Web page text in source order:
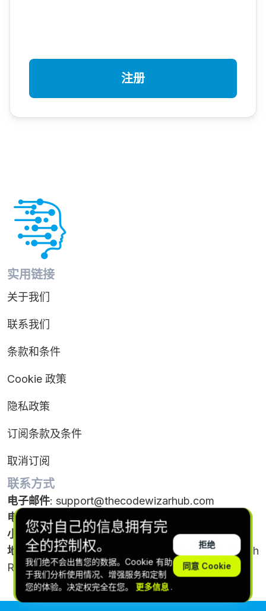
注册
实用链接
关于我们
联系我们
条款和条件
Cookie 政策
隐私政策
订阅条款及条件
取消订阅
联系方式
电子邮件: support@thecodewizarhub.com
电话: +420 564 880 051
小时数: Monday - Friday, 9:00-17:00 (UTC)
地址: Gen.Klapálka 401, Nove mesto, 54901, Czech
Republic
您对自己的信息拥有完
全的控制权。
我们绝不会出售您的数据。Cookie 有助
于我们分析使用情况、增强服务和定制
您的体验。决定权完全在您。 更多信息 .
拒绝
同意 Cookie